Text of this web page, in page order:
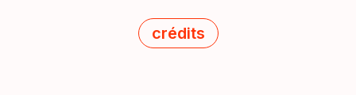
crédits